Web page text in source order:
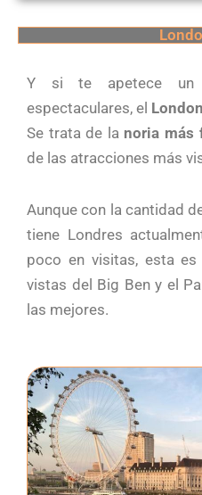
Y si te apetece un
espectaculares, el
Se trata de la noria más
de las atracciones más
Aunque con la cantidad
tiene Londres
poco en visitas, esta es
vistas del Big Ben y el
las mejores.